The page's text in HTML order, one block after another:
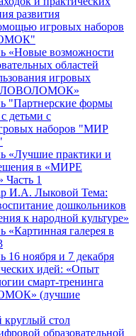
развития
игровых наборов
«Новые возможности
областей
игровых
"Партнерские формы
детьми с
наборов "МИР
«Лучшие практики и
в «МИРЕ
1
И.А. Лыковой Тема:
дошкольников
к народной культуре»
«Картинная галерея в
16 ноября и 7 декабря
идей: «Опыт
смарт-тренинга
(лучшие
стол
образовательной